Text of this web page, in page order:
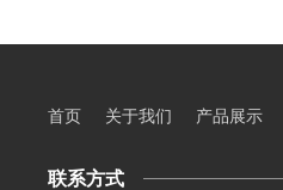
首页 关于我们 产品展示
联系方式